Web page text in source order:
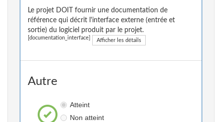
Le projet DOIT fournir une documentation de
référence qui décrit l'interface externe (entrée et
sortie) du logiciel produit par le projet.
[documentation_interface] Afficher les détails
Autre
Atteint
Non atteint